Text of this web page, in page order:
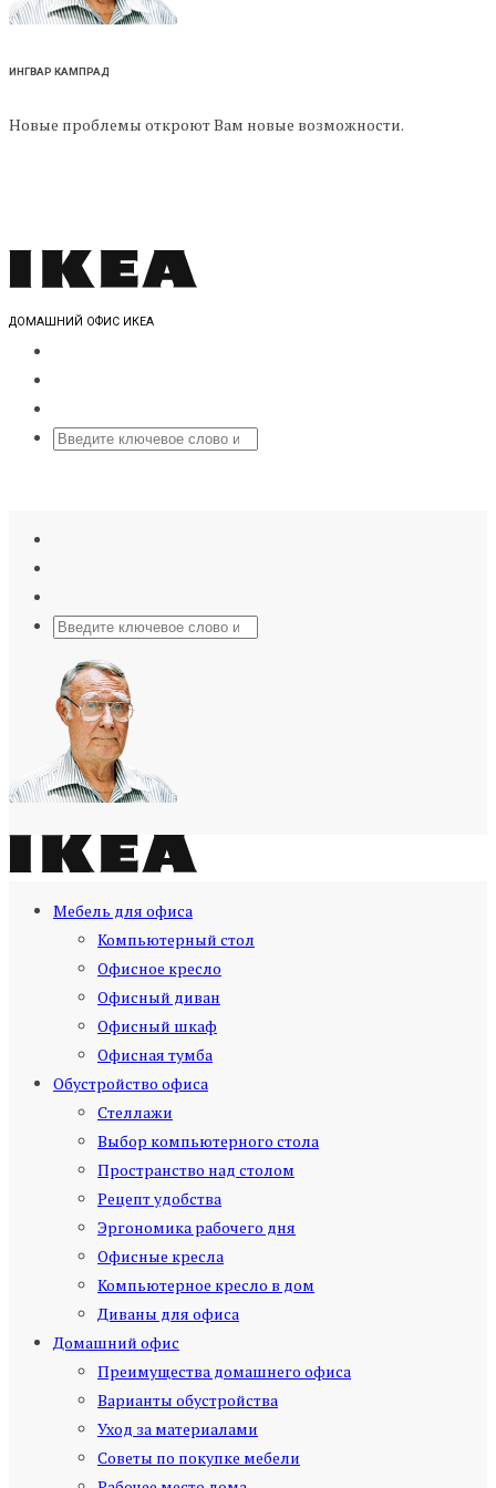
ИНГВАР КАМПРАД
Новые проблемы откроют Вам новые возможности.
ДОМАШНИЙ ОФИС ИКЕА
Мебель для офиса
Компьютерный стол
Офисное кресло
Офисный диван
Офисный шкаф
Офисная тумба
Обустройство офиса
Стеллажи
Выбор компьютерного стола
Пространство над столом
Рецепт удобства
Эргономика рабочего дня
Офисные кресла
Компьютерное кресло в дом
Диваны для офиса
Домашний офис
Преимущества домашнего офиса
Варианты обустройства
Уход за материалами
Советы по покупке мебели